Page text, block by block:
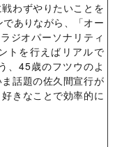
戦わずやりたいことを
ありながら、「オー
ジオパーソナリティ
トを行えばリアルで
、45歳のフツウのよ
話題の佐久間宣行が
きなことで効率的に